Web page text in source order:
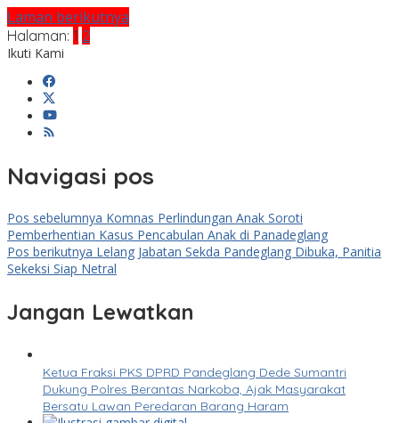
Laman berikutnya
Halaman: 1 2
Ikuti Kami
Navigasi pos
Pos sebelumnya Komnas Perlindungan Anak Soroti
Pemberhentian Kasus Pencabulan Anak di Panadeglang
Pos berikutnya Lelang Jabatan Sekda Pandeglang Dibuka, Panitia
Sekeksi Siap Netral
Jangan Lewatkan
Ketua Fraksi PKS DPRD Pandeglang Dede Sumantri
Dukung Polres Berantas Narkoba, Ajak Masyarakat
Bersatu Lawan Peredaran Barang Haram